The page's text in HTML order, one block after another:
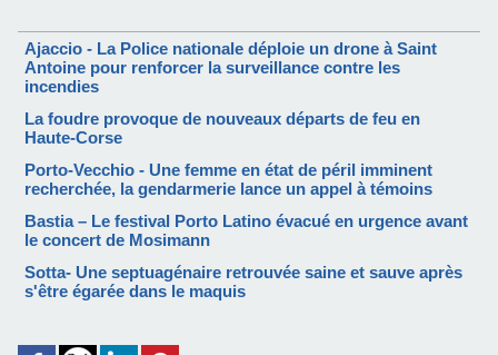
Ajaccio - La Police nationale déploie un drone à Saint
Antoine pour renforcer la surveillance contre les
incendies
La foudre provoque de nouveaux départs de feu en
Haute-Corse
Porto-Vecchio - Une femme en état de péril imminent
recherchée, la gendarmerie lance un appel à témoins
Bastia – Le festival Porto Latino évacué en urgence avant
le concert de Mosimann
Sotta- Une septuagénaire retrouvée saine et sauve après
s'être égarée dans le maquis